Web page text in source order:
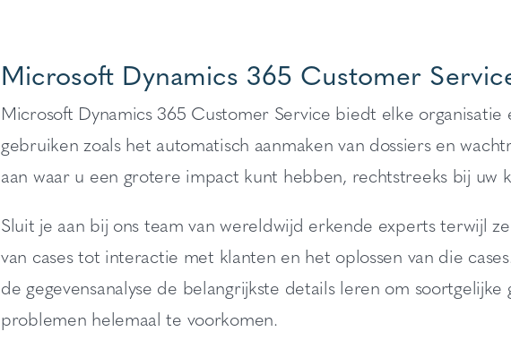
Microsoft Dynamics 365 Customer
Microsoft Dynamics 365 Customer Service biedt elke
gebruiken zoals het automatisch aanmaken van dossiers en
aan waar u een grotere impact kunt hebben, rechtstreeks bij uw
Sluit je aan bij ons team van wereldwijd erkende experts terwijl
van cases tot interactie met klanten en het oplossen van die
de gegevensanalyse de belangrijkste details leren om
problemen helemaal te voorkomen.